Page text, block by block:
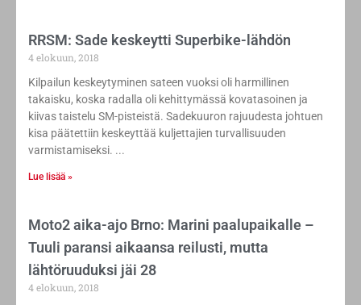
RRSM: Sade keskeytti Superbike-lähdön
4 elokuun, 2018
Kilpailun keskeytyminen sateen vuoksi oli harmillinen
takaisku, koska radalla oli kehittymässä kovatasoinen ja
kiivas taistelu SM-pisteistä. Sadekuuron rajuudesta johtuen
kisa päätettiin keskeyttää kuljettajien turvallisuuden
varmistamiseksi.
Lue lisää »
Moto2 aika-ajo Brno: Marini paalupaikalle –
Tuuli paransi aikaansa reilusti, mutta
lähtöruuduksi jäi 28
4 elokuun, 2018